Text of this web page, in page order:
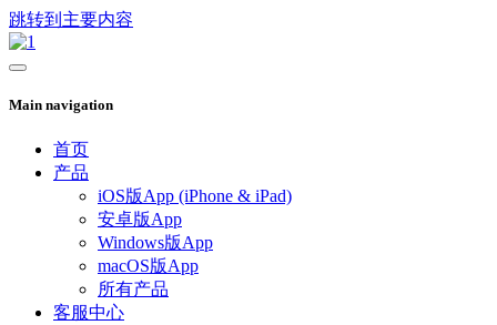
跳转到主要内容
Main navigation
首页
产品
iOS版App (iPhone & iPad)
安卓版App
Windows版App
macOS版App
所有产品
客服中心